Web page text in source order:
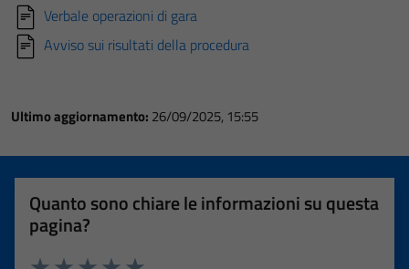
Verbale operazioni di gara
Avviso sui risultati della procedura
Ultimo aggiornamento: 26/09/2025, 15:55
Quanto sono chiare le informazioni su questa
pagina?